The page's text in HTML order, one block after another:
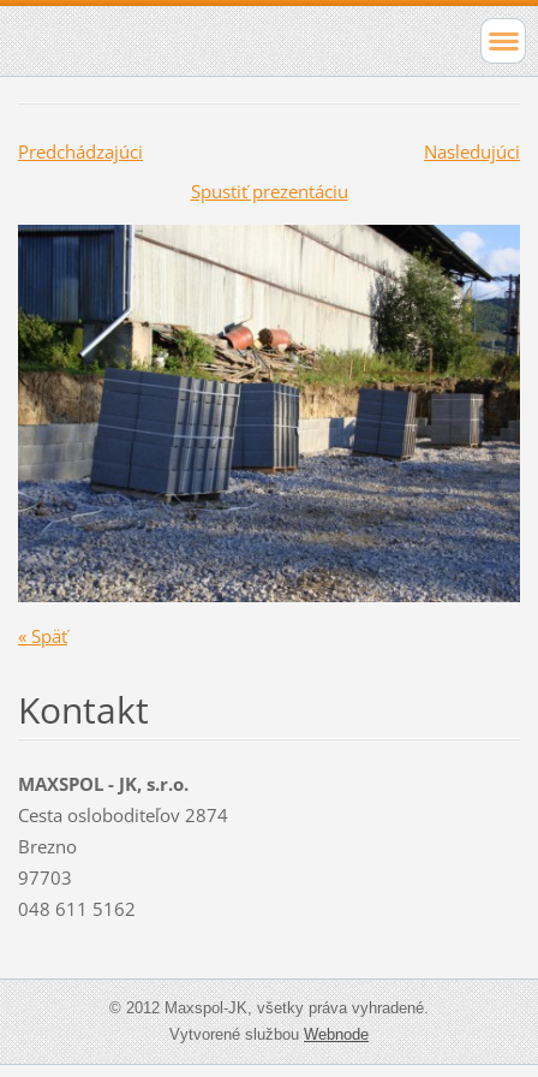
Predchádzajúci
Nasledujúci
Spustiť prezentáciu
« Späť
Kontakt
MAXSPOL - JK, s.r.o.
Cesta osloboditeľov 2874
Brezno
97703
048 611 5162
© 2012 Maxspol-JK, všetky práva vyhradené.
Vytvorené službouWebnode